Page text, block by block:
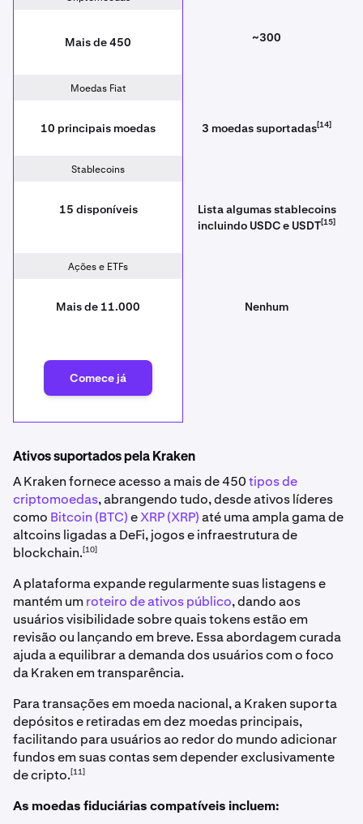
Mais de 450 ~300
Moedas Fiat
10 principais moedas 3 moedas suportadas[14]
Stablecoins
15 disponíveis
Lista algumas stablecoins
incluindo USDC e USDT[15]
Ações e ETFs
Mais de 11.000 Nenhum
Comece já
Ativos suportados pela Kraken
A Kraken fornece acesso a mais de 450tipos de
criptomoedas, abrangendo tudo, desde ativos líderes
como Bitcoin (BTC)eXRP (XRP)até uma ampla gama de
altcoins ligadas a DeFi, jogos e infraestrutura de
blockchain.[10]
A plataforma expande regularmente suas listagens e
mantém um roteiro de ativos público, dando aos
usuários visibilidade sobre quais tokens estão em
revisão ou lançando em breve. Essa abordagem curada
ajuda a equilibrar a demanda dos usuários com o foco
da Kraken em transparência.
Para transações em moeda nacional, a Kraken suporta
depósitos e retiradas em dez moedas principais,
facilitando para usuários ao redor do mundo adicionar
fundos em suas contas sem depender exclusivamente
de cripto.[11]
As moedas fiduciárias compatíveis incluem: